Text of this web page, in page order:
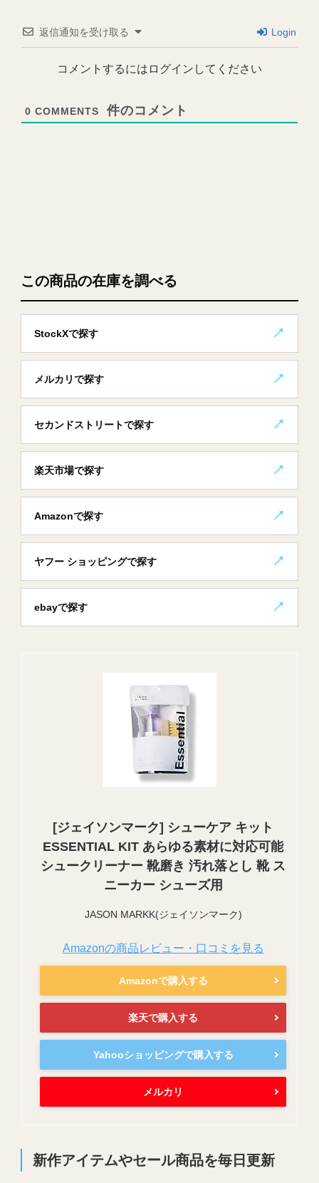
この商品の在庫を調べる
StockXで探す
メルカリで探す
セカンドストリートで探す
楽天市場で探す
Amazonで探す
ヤフー ショッピングで探す
ebayで探す
[ジェイソンマーク] シューケア キット
ESSENTIAL KIT あらゆる素材に対応可能
シュークリーナー 靴磨き 汚れ落とし 靴 ス
ニーカー シューズ用
JASON MARKK(ジェイソンマーク)
Amazonの商品レビュー・口コミを見る
Amazonで購入する
楽天で購入する
Yahooショッピングで購入する
メルカリ
新作アイテムやセール商品を毎日更新
返信通知を受け取る Login
コメントするにはログインしてください
0 COMMENTS